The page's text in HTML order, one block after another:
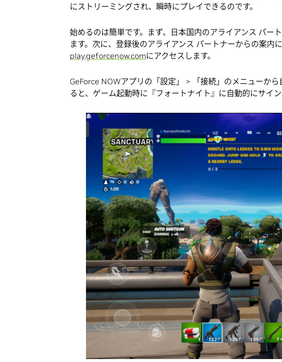
にストリーミングされ、瞬時にプレイできるのです。
始めるのは簡単です。まず、日本国内のアライアンス パー
ます。次に、登録後のアライアンス パートナーからの案内
play.geforcenow.comにアクセスします。
GeForce NOWアプリの「設定」 > 「接続」のメニューか
ると、ゲーム起動時に『フォートナイト』に自動的にサイン